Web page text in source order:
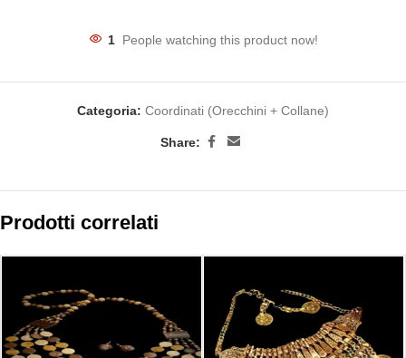
1 People watching this product now!
Categoria: Coordinati (Orecchini + Collane)
Share:
Prodotti correlati